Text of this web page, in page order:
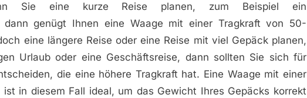
Sie eine kurze Reise planen, zum Beispiel ein
dann genügt Ihnen eine Waage mit einer Tragkraft von 50-
eine längere Reise oder eine Reise mit viel Gepäck planen,
Urlaub oder eine Geschäftsreise, dann sollten Sie sich für
die eine höhere Tragkraft hat. Eine Waage mit einer
ist in diesem Fall ideal, um das Gewicht Ihres Gepäcks korrekt